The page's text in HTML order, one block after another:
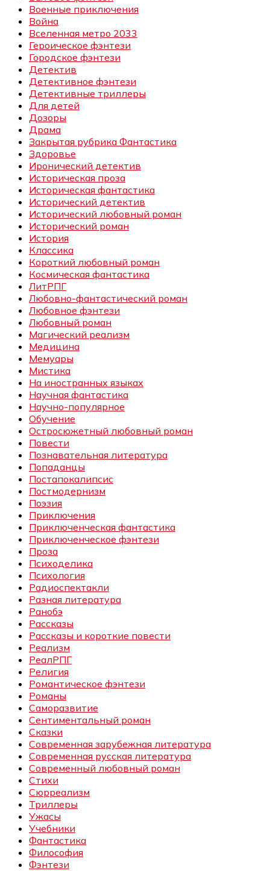
Военные приключения
Война
Вселенная метро 2033
Героическое фэнтези
Городское фэнтези
Детектив
Детективное фэнтези
Детективные триллеры
Для детей
Дозоры
Драма
Закрытая рубрика Фантастика
Здоровье
Иронический детектив
Историческая проза
Историческая фантастика
Исторический детектив
Исторический любовный роман
Исторический роман
История
Классика
Короткий любовный роман
Космическая фантастика
ЛитРПГ
Любовно-фантастический роман
Любовное фэнтези
Любовный роман
Магический реализм
Медицина
Мемуары
Мистика
На иностранных языках
Научная фантастика
Научно-популярное
Обучение
Остросюжетный любовный роман
Повести
Познавательная литература
Попаданцы
Постапокалипсис
Постмодернизм
Поэзия
Приключения
Приключенческая фантастика
Приключенческое фэнтези
Проза
Психоделика
Психология
Радиоспектакли
Разная литература
Ранобэ
Рассказы
Рассказы и короткие повести
Реализм
РеалРПГ
Религия
Романтическое фэнтези
Романы
Саморазвитие
Сентиментальный роман
Сказки
Современная зарубежная литература
Современная русская литература
Современный любовный роман
Стихи
Сюрреализм
Триллеры
Ужасы
Учебники
Фантастика
Философия
Фэнтези